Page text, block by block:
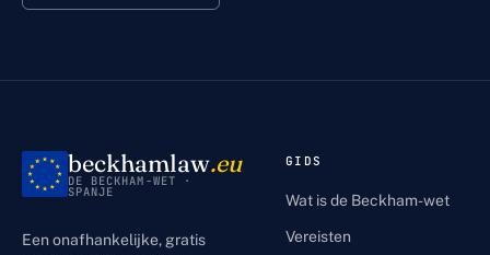
beckhamlaw.eu
DE BECKHAM-WET ·
SPANJE
Een onafhankelijke, gratis
GIDS
Wat is de Beckham-wet
Vereisten